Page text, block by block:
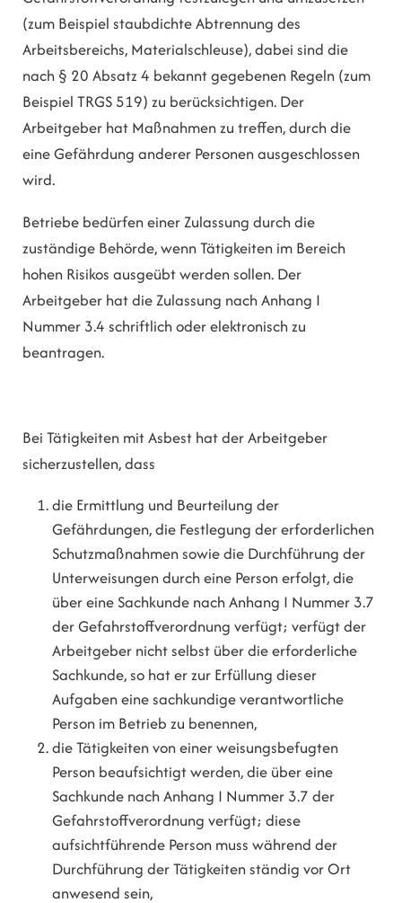
(zum Beispiel staubdichte Abtrennung des
Arbeitsbereichs, Materialschleuse), dabei sind die
nach § 20 Absatz 4 bekannt gegebenen Regeln (zum
Beispiel TRGS 519) zu berücksichtigen. Der
Arbeitgeber hat Maßnahmen zu treffen, durch die
eine Gefährdung anderer Personen ausgeschlossen
wird.
Betriebe bedürfen einer Zulassung durch die
zuständige Behörde, wenn Tätigkeiten im Bereich
hohen Risikos ausgeübt werden sollen. Der
Arbeitgeber hat die Zulassung nach Anhang I
Nummer 3.4 schriftlich oder elektronisch zu
beantragen.
Bei Tätigkeiten mit Asbest hat der Arbeitgeber
sicherzustellen, dass
die Ermittlung und Beurteilung der
Gefährdungen, die Festlegung der erforderlichen
Schutzmaßnahmen sowie die Durchführung der
Unterweisungen durch eine Person erfolgt, die
über eine Sachkunde nach Anhang I Nummer 3.7
der Gefahrstoffverordnung verfügt; verfügt der
Arbeitgeber nicht selbst über die erforderliche
Sachkunde, so hat er zur Erfüllung dieser
Aufgaben eine sachkundige verantwortliche
Person im Betrieb zu benennen,
die Tätigkeiten von einer weisungsbefugten
Person beaufsichtigt werden, die über eine
Sachkunde nach Anhang I Nummer 3.7 der
Gefahrstoffverordnung verfügt; diese
aufsichtführende Person muss während der
Durchführung der Tätigkeiten ständig vor Ort
anwesend sein,